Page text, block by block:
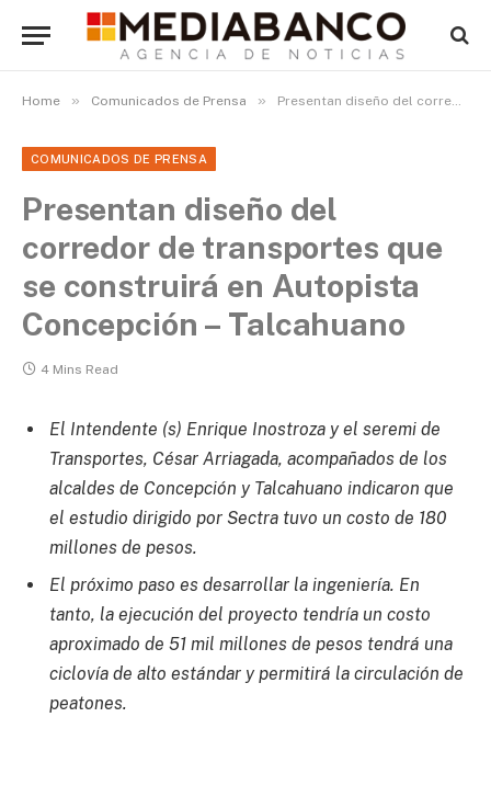
Home » Comunicados de Prensa » Presentan diseño del corredor de transportes que se construirá en Autopista Concepción – Talcahuano
COMUNICADOS DE PRENSA
Presentan diseño del
corredor de transportes que
se construirá en Autopista
Concepción – Talcahuano
4 Mins Read
El Intendente (s) Enrique Inostroza y el seremi de
Transportes, César Arriagada, acompañados de los
alcaldes de Concepción y Talcahuano indicaron que
el estudio dirigido por Sectra tuvo un costo de 180
millones de pesos.
El próximo paso es desarrollar la ingeniería. En
tanto, la ejecución del proyecto tendría un costo
aproximado de 51 mil millones de pesos tendrá una
ciclovía de alto estándar y permitirá la circulación de
peatones.